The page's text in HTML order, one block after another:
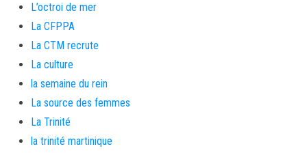
L’octroi de mer
La CFPPA
La CTM recrute
La culture
la semaine du rein
La source des femmes
La Trinité
la trinité martinique